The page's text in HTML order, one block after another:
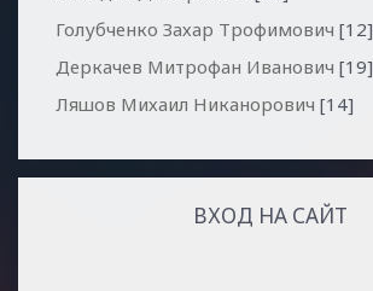
Голубченко Захар Трофимович [12]
Деркачев Митрофан Иванович [19]
Ляшов Михаил Никанорович [14]
ВХОД НА САЙТ